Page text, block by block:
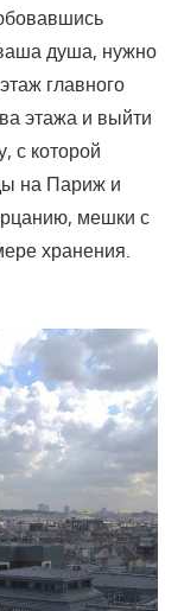
душа, нужно
главного
этажа и выйти
с которой
на Париж и
мешки с
хранения.